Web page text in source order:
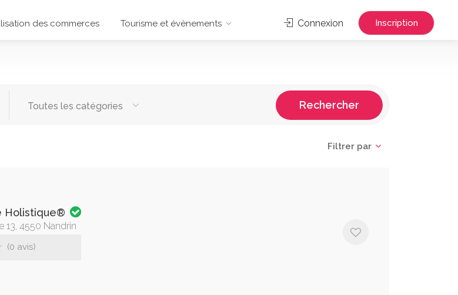
des commerces Tourisme et évènements Connexion Inscription
Toutes les catégories Rechercher
Filtrer par
Holistique®
13, 4550 Nandrin
(0 avis)